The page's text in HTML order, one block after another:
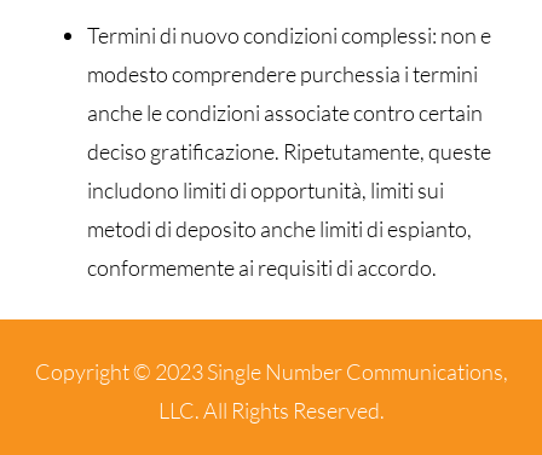
Termini di nuovo condizioni complessi: non e
modesto comprendere purchessia i termini
anche le condizioni associate contro certain
deciso gratificazione. Ripetutamente, queste
includono limiti di opportunità, limiti sui
metodi di deposito anche limiti di espianto,
conformemente ai requisiti di accordo.
Copyright © 2023 Single Number Communications,
LLC. All Rights Reserved.